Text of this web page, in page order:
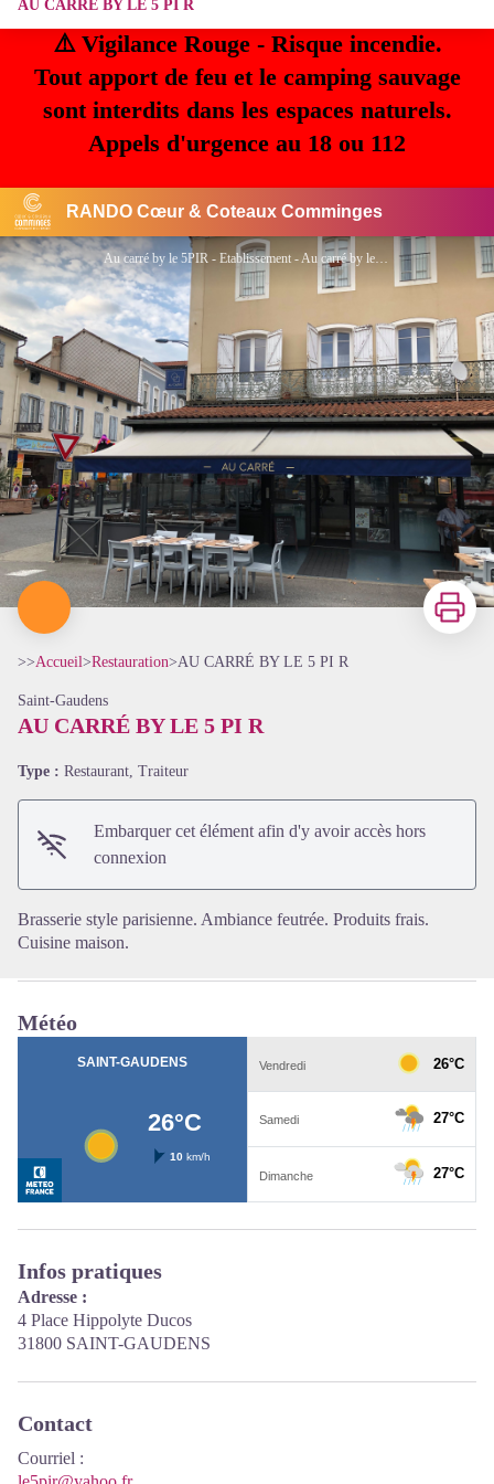
⚠️ Vigilance Rouge - Risque incendie.
Tout apport de feu et le camping sauvage
sont interdits dans les espaces naturels.
Appels d'urgence au 18 ou 112
RANDO Cœur & Coteaux Comminges
AU CARRÉ BY LE 5 PI R
Au carré by le 5PIR - Etablissement - Au carré by le 5PIR
Voir l'image en plein écran
Imprimer
>>Accueil>Restauration>AU CARRÉ BY LE 5 PI R
Saint-Gaudens
AU CARRÉ BY LE 5 PI R
Type : Restaurant, Traiteur
Embarquer cet élément afin d'y avoir accès hors
connexion
Brasserie style parisienne. Ambiance feutrée. Produits frais.
Cuisine maison.
Météo
Infos pratiques
Adresse :
4 Place Hippolyte Ducos
31800 SAINT-GAUDENS
Contact
Courriel :